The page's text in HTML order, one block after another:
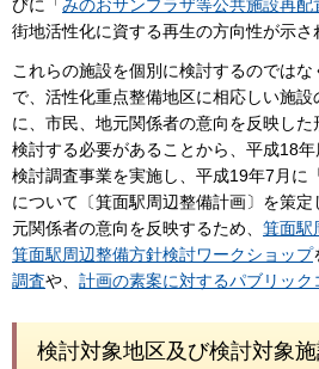
びに「みのおサンプラザ等公共施設再配
街地活性化に資する再生の方向性が示さ
これらの施設を個別に検討するのでは
で、活性化重点整備地区に相応しい施
に、市民、地元関係者の意向を反映し
検討する必要があることから、平成18
検討調査事業を実施し、平成19年7月に
について〔箕面駅周辺整備計画〕を策
元関係者の意向を反映するため、 箕面駅
箕面駅周辺整備方針検討ワークショップ
調査や、 計画の素案に対するパブリック
検討対象地区及び検討対象